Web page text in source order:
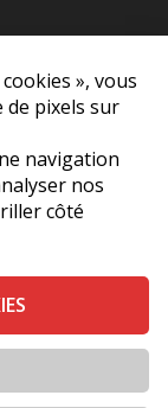
», vous
de pixels sur
navigation
nos
côté